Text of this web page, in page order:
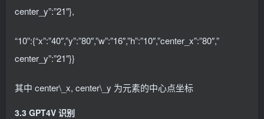
center_y”:”21″},
“10”:{“x”:”40″,”y”:”80″,”w”:”16″,”h”:”10″,”center_x”:”80″,”
center_y”:”21″}}
其中 center\_x, center\_y 为元素的中心点坐标
3.3 GPT4V 识别